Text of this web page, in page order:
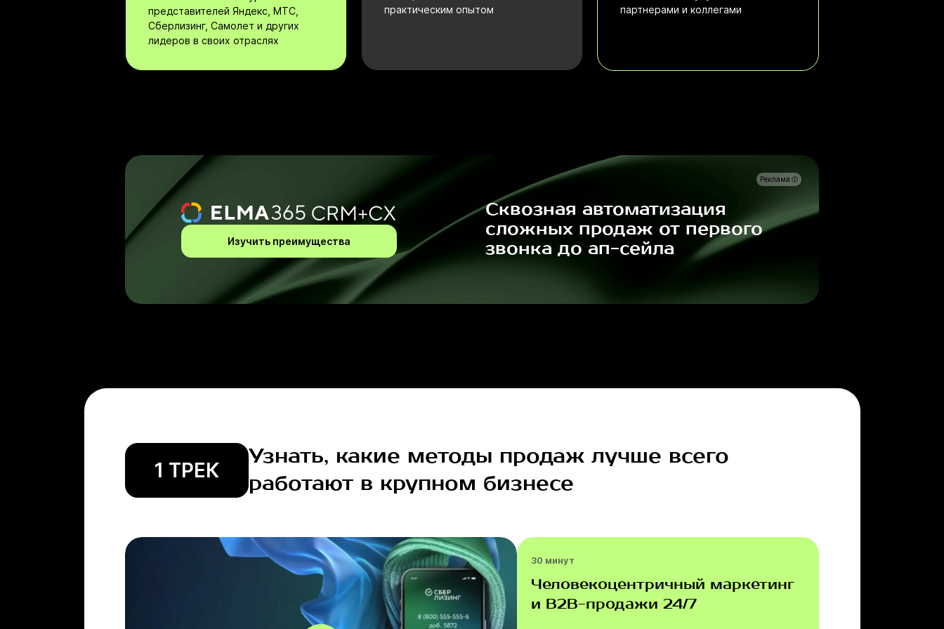
представителей Яндекс, МТС,
Сберлизинг, Самолет и других
лидеров в своих отраслях
практическим опытом
партнерами и коллегами
Изучить преимущества
Сквозная автоматизация
сложных продаж от первого
звонка до ап-сейла
Реклама
1 ТРЕК
Узнать, какие методы продаж лучше всего
работают в крупном бизнесе
30 минут
Человекоцентричный маркетинг
и B2B-продажи 24/7